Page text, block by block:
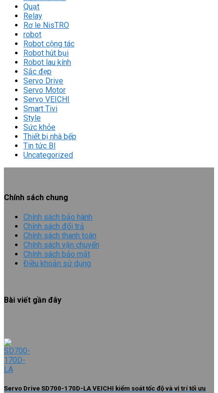
Quạt
Relay
Rơ le NisTRO
robot
Robot cộng tác
Robot hút bụi
Robot lau kính
Sắc đẹp
Servo Drive
Servo Motor
Servo VEICHI
Smart Tivi
Style
Sức khỏe
Thiết bị nhà bếp
Tin tức Bl
Uncategorized
Chính sách chung
Chính sách bảo hành
Chính sách đổi trả
Chính sách thanh toán
Chính sách vận chuyển
Chính sách bảo mật
Điều khoản sử dụng
Bài viết gần đây
Servo Drive SD700-170D-LA VEICHI kiểm soát tốc độ và vị trí tối ưu